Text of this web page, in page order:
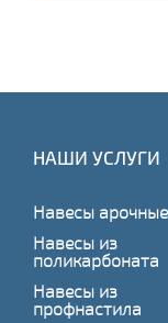
НАШИ УСЛУГИ
Навесы арочные
Навесы из
поликарбоната
Навесы из
профнастила